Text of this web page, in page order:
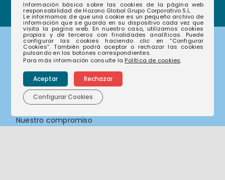
Corporativo
Nuestras empresas
Nuestra historia
Nuestro compromiso
Información básica sobre las cookies de la página web
responsabilidad de Hozono Global Grupo Corporativo S.L.
Le informamos de que una cookie es un pequeño archivo de
información que se guarda en su dispositivo cada vez que
visita la pagina web. En nuestro caso, utilizamos cookies
propias y de terceros con finalidades analíticas. Puede
configurar las cookies haciendo clic en “Configurar
Cookies”. También podrá aceptar o rechazar las cookies
pulsando en los botones correspondientes.
Para más información consulte la Política de cookies.
Aceptar Rechazar
Configurar Cookies